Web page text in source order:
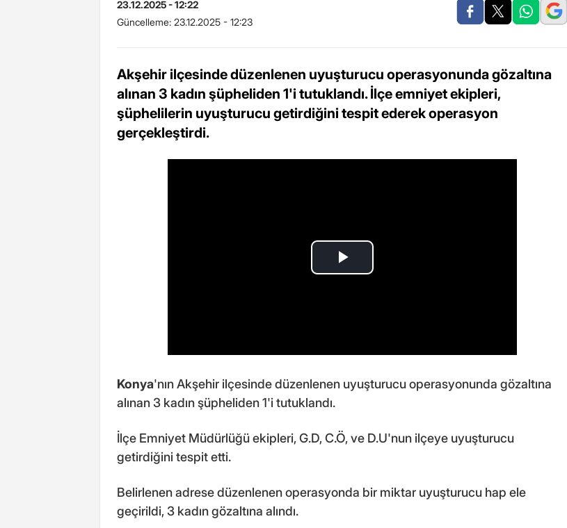
23.12.2025 - 12:22
Güncelleme: 23.12.2025 - 12:23
Akşehir ilçesinde düzenlenen uyuşturucu operasyonunda gözaltına
alınan 3 kadın şüpheliden 1'i tutuklandı. İlçe emniyet ekipleri,
şüphelilerin uyuşturucu getirdiğini tespit ederek operasyon
gerçekleştirdi.
Konya'nın Akşehir ilçesinde düzenlenen uyuşturucu operasyonunda gözaltına
alınan 3 kadın şüpheliden 1'i tutuklandı.
İlçe Emniyet Müdürlüğü ekipleri, G.D, C.Ö, ve D.U'nun ilçeye uyuşturucu
getirdiğini tespit etti.
Belirlenen adrese düzenlenen operasyonda bir miktar uyuşturucu hap ele
geçirildi, 3 kadın gözaltına alındı.